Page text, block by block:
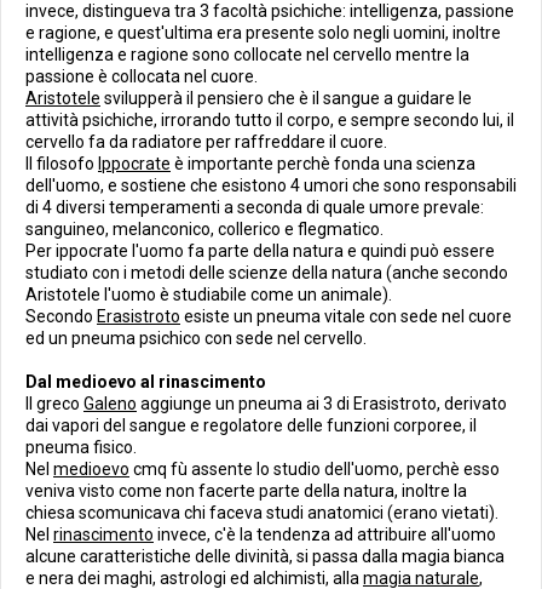
invece, distingueva tra 3 facoltà psichiche: intelligenza, passione
e ragione, e quest'ultima era presente solo negli uomini, inoltre
intelligenza e ragione sono collocate nel cervello mentre la
passione è collocata nel cuore.
Aristotele svilupperà il pensiero che è il sangue a guidare le
attività psichiche, irrorando tutto il corpo, e sempre secondo lui, il
cervello fa da radiatore per raffreddare il cuore.
Il filosofo Ippocrate è importante perchè fonda una scienza
dell'uomo, e sostiene che esistono 4 umori che sono responsabili
di 4 diversi temperamenti a seconda di quale umore prevale:
sanguineo, melanconico, collerico e flegmatico.
Per ippocrate l'uomo fa parte della natura e quindi può essere
studiato con i metodi delle scienze della natura (anche secondo
Aristotele l'uomo è studiabile come un animale).
Secondo Erasistroto esiste un pneuma vitale con sede nel cuore
ed un pneuma psichico con sede nel cervello.
Dal medioevo al rinascimento
Il greco Galeno aggiunge un pneuma ai 3 di Erasistroto, derivato
dai vapori del sangue e regolatore delle funzioni corporee, il
pneuma fisico.
Nel medioevo cmq fù assente lo studio dell'uomo, perchè esso
veniva visto come non facerte parte della natura, inoltre la
chiesa scomunicava chi faceva studi anatomici (erano vietati).
Nel rinascimento invece, c'è la tendenza ad attribuire all'uomo
alcune caratteristiche delle divinità, si passa dalla magia bianca
e nera dei maghi, astrologi ed alchimisti, alla magia naturale,